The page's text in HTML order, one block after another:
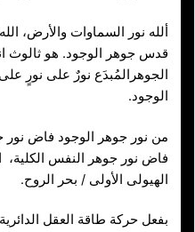
ألله نور السماوات والأرض،
قدس جوهر الوجود. هو ثالوث
الجوهرالمُبدَع نورٌ على نورٍ
الوجود.
من نور جوهر الوجود فاض نور
فاض نور جوهر النفس
الهيولى الأولى / بحر الروح.
بفعل حركة طاقة العقل